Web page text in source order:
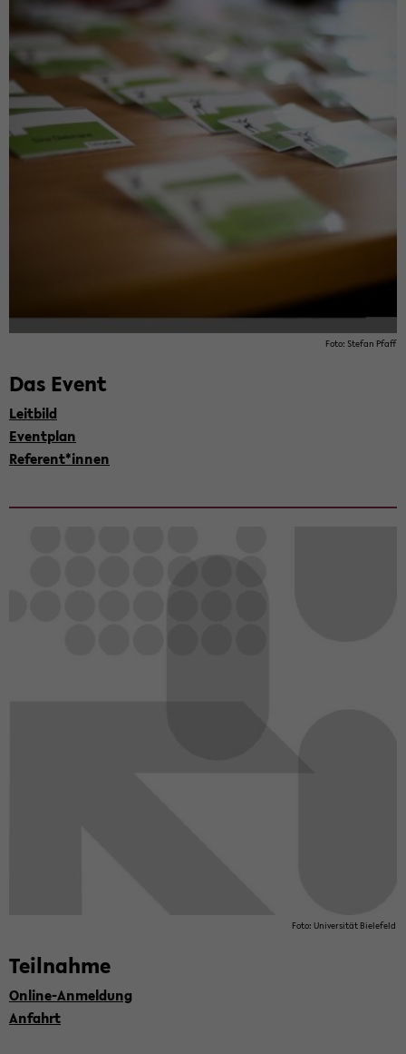
Foto: Ste­fan Pfaff
Das Event
Leit­bild
Event­plan
Re­fe­rent*innen
Foto: Uni­ver­si­tät Bie­le­feld
Teil­nah­me
Online-​Anmeldung
An­fahrt